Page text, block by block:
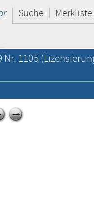
Suche Merkliste
Nr. 1105